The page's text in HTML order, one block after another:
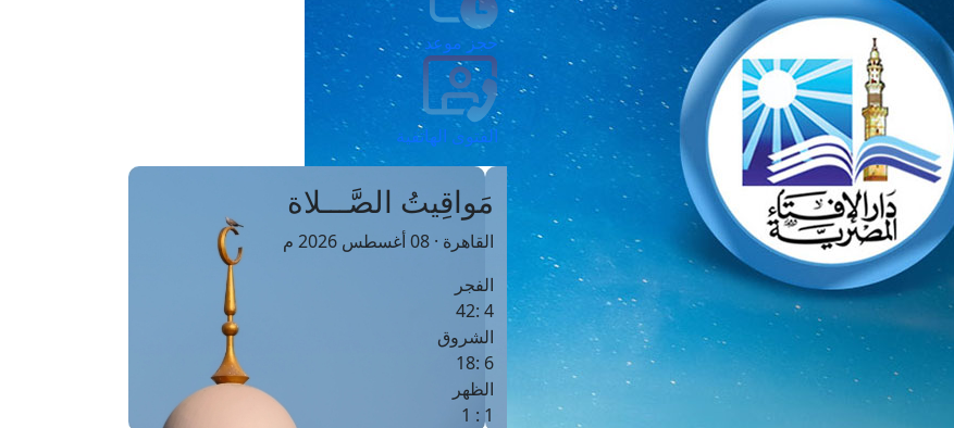
حجز موعد
الفتوى الهاتفية
مَواقِيتُ الصَّـــلاة
القاهرة · 08 أغسطس 2026 م
الفجر
4 :42
الشروق
6 :18
الظهر
1 : 1